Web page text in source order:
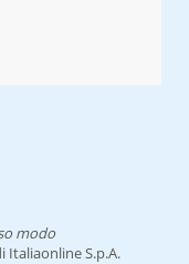
modo
Italiaonline S.p.A.